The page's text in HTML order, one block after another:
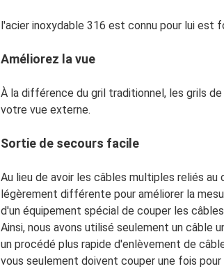
l'acier inoxydable 316 est connu pour lui est
Améliorez la vue
À la différence du gril traditionnel, les grils
votre vue externe.
Sortie de secours facile
Au lieu de avoir les câbles multiples reliés
légèrement différente pour améliorer la
d'un équipement spécial de couper les
Ainsi, nous avons utilisé seulement un câble
un procédé plus rapide d'enlèvement de
vous seulement doivent couper une fois